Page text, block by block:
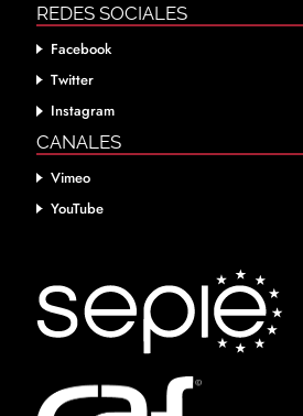
REDES SOCIALES
Facebook
Twitter
Instagram
CANALES
Vimeo
YouTube